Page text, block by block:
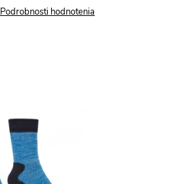
Podrobnosti hodnotenia